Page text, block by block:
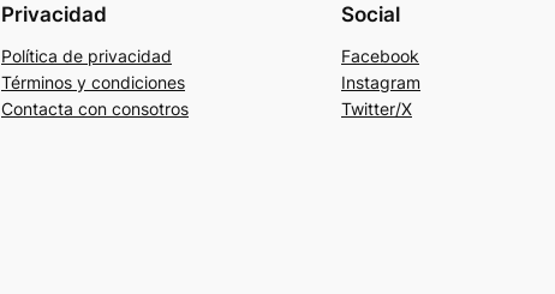
Privacidad
Política de privacidad
Términos y condiciones
Contacta con consotros
Social
Facebook
Instagram
Twitter/X